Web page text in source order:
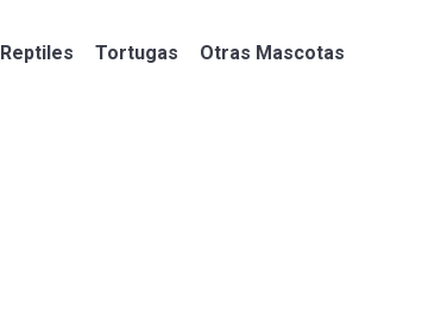
Reptiles Tortugas Otras Mascotas
Reptiles Tortugas Otras Mascotas